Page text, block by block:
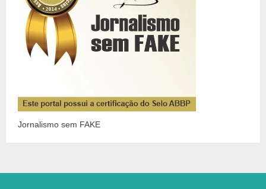
Jornalismo sem FAKE